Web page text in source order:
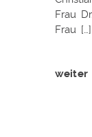
Frau
Frau […]
weiter